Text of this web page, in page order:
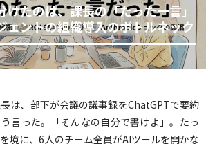
たのは、課長の「たった一言」
ェントの組織導入のボトルネック
は、部下が会議の議事録をChatGPTで要約
言った。「そんなの自分で書けよ」。たっ
境に、6人のチーム全員がAIツールを開かな